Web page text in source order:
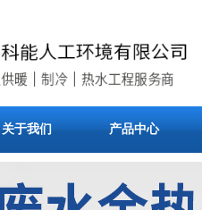
关于我们 产品中心